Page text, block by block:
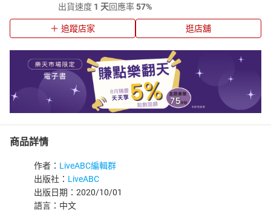
出貨速度 1 天回應率57%
追蹤店家 逛店舖
商品詳情
作者： LiveABC編輯群
出版社： LiveABC
出版日期：2020/10/01
語言：中文